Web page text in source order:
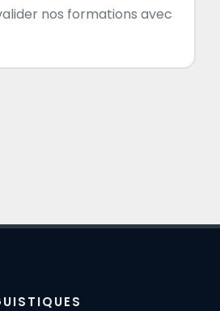
nos formations avec